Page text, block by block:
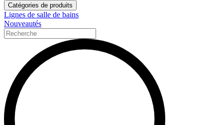
Catégories de produits
Lignes de salle de bains
Nouveautés